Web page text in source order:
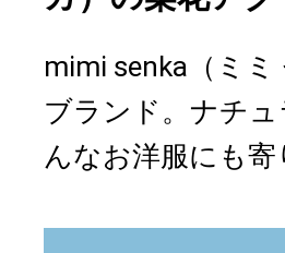
mimi senka（ミ
ブランド。ナチ
んなお洋服にも